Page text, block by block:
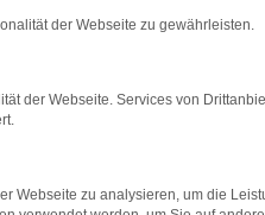
verhindern. Funktioniert
Stand sind.
der Webseite zu gewährleisten.
der Webseite. Services von
Webseite zu analysieren, um die